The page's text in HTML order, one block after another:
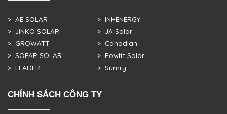
> AE SOLAR
> JINKO SOLAR
> GROWATT
> SOFAR SOLAR
> LEADER
> INHENERGY
> JA Solar
> Canadian
> Powitt Solar
> Sumry
CHÍNH SÁCH CÔNG TY